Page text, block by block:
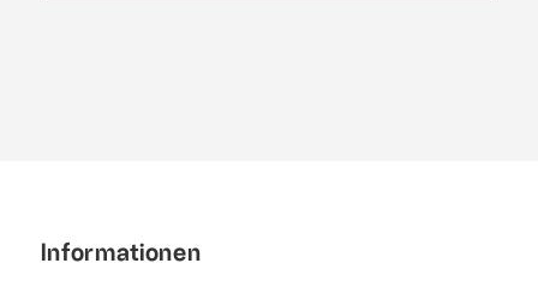
Informationen